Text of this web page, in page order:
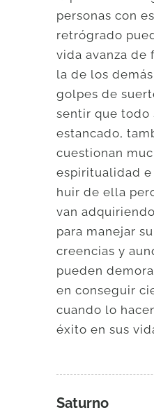
personas con
retrógrado
vida avanza de
la de los
golpes de
sentir que todo
estancado,
cuestionan
espiritualidad
huir de ella
van
para manejar
creencias y
pueden
en conseguir
cuando lo
éxito en sus
Saturno